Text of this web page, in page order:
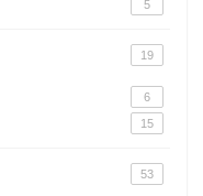
5
19
6
15
53